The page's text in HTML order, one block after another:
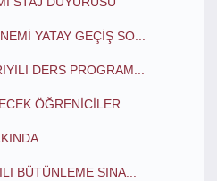
YATAY GEÇİŞ SO...
DERS PROGRAM...
ÖĞRENİCİLER
BÜTÜNLEME SINA...